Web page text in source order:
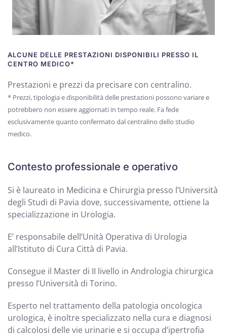
ALCUNE DELLE PRESTAZIONI DISPONIBILI PRESSO IL
CENTRO MEDICO*
Prestazioni e prezzi da precisare con centralino.
* Prezzi, tipologia e disponibilità delle prestazioni possono variare e
potrebbero non essere aggiornati in tempo reale. Fa fede
esclusivamente quanto confermato dal centralino dello studio
medico.
Contesto professionale e operativo
Si è laureato in Medicina e Chirurgia presso l’Università
degli Studi di Pavia dove, successivamente, ottiene la
specializzazione in Urologia.
E’ responsabile dell’Unità Operativa di Urologia
all’Istituto di Cura Città di Pavia.
Consegue il Master di II livello in Andrologia chirurgica
presso l’Università di Torino.
Esperto nel trattamento della patologia oncologica
urologica, è inoltre specializzato nella cura e diagnosi
di calcolosi delle vie urinarie e si occupa d’ipertrofia